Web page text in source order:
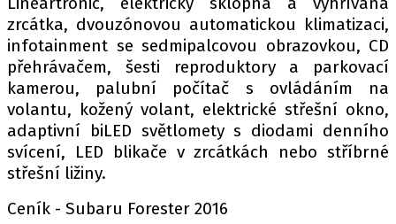
zrcátka, dvouzónovou automatickou klimatizaci,
infotainment se sedmipalcovou obrazovkou, CD
přehrávačem, šesti reproduktory a parkovací
kamerou, palubní počítač s ovládáním na
volantu, kožený volant, elektrické střešní okno,
adaptivní biLED světlomety s diodami denního
svícení, LED blikače v zrcátkách nebo stříbrné
střešní ližiny.
Ceník - Subaru Forester 2016